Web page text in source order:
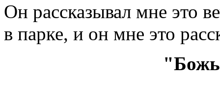
Он рассказывал мне это
в парке, и он мне это